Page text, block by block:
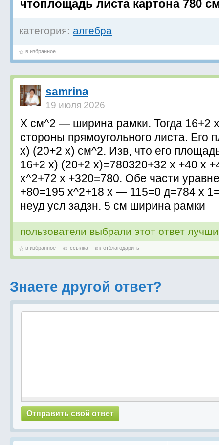
чтоплощадь листа картона 780
категория: алгебра
в избранное
samrina
19 июля 2026
Х см^2 — ширина рамки. Тогда
стороны прямоугольного листа.
х) (20+2 х) см^2. Изв, что его
16+2 х) (20+2 х)=780320+32 х +40 х
х^2+72 х +320=780. Обе части
+80=195 х^2+18 х — 115=0 д=784 х
неуд усл задзн. 5 см ширина рамки
пользователи выбрали этот ответ
в избранное ссылка отблагодарить
Знаете другой ответ?